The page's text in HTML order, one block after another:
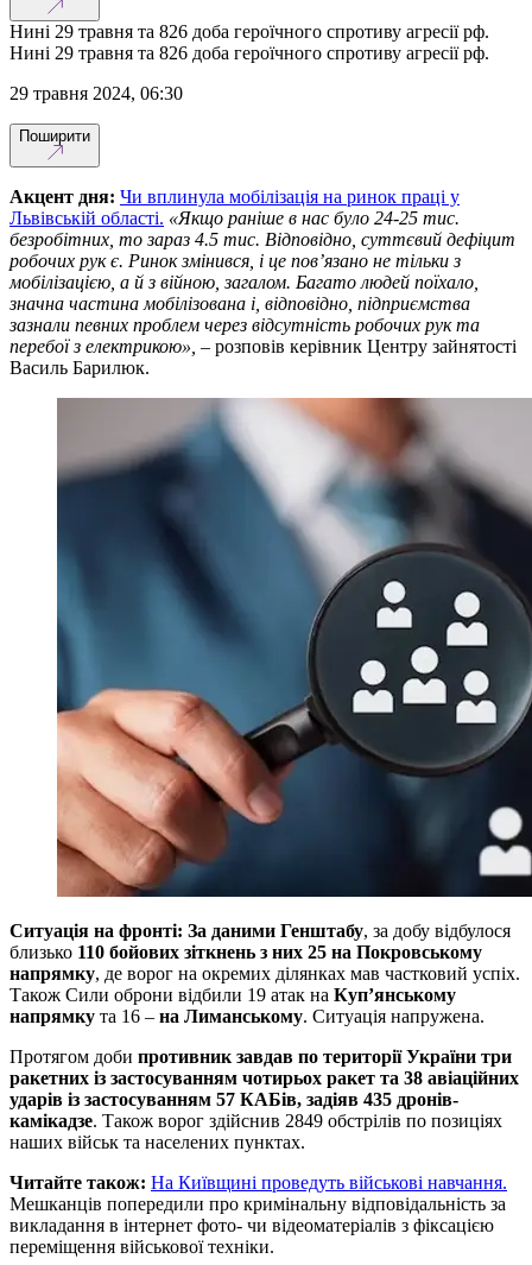
Нині 29 травня та 826 доба героїчного спротиву агресії рф.
Нині 29 травня та 826 доба героїчного спротиву агресії рф.
29 травня 2024, 06:30
Поширити
Акцент дня: Чи вплинула мобілізація на ринок праці у
Львівській області. «Якщо раніше в нас було 24-25 тис.
безробітних, то зараз 4.5 тис. Відповідно, суттєвий дефіцит
робочих рук є. Ринок змінився, і це пов’язано не тільки з
мобілізацією, а й з війною, загалом. Багато людей поїхало,
значна частина мобілізована і, відповідно, підприємства
зазнали певних проблем через відсутність робочих рук та
перебої з електрикою», – розповів керівник Центру зайнятості
Василь Барилюк.
Ситуація на фронті: За даними Генштабу, за добу відбулося
близько 110 бойових зіткнень з них 25 на Покровському
напрямку, де ворог на окремих ділянках мав частковий успіх.
Також Сили оброни відбили 19 атак на Куп’янському
напрямку та 16 – на Лиманському. Ситуація напружена.
Протягом доби противник завдав по території України три
ракетних із застосуванням чотирьох ракет та 38 авіаційних
ударів із застосуванням 57 КАБів, задіяв 435 дронів-
камікадзе. Також ворог здійснив 2849 обстрілів по позиціях
наших військ та населених пунктах.
Читайте також: На Київщині проведуть військові навчання.
Мешканців попередили про кримінальну відповідальність за
викладання в інтернет фото- чи відеоматеріалів з фіксацією
переміщення військової техніки.